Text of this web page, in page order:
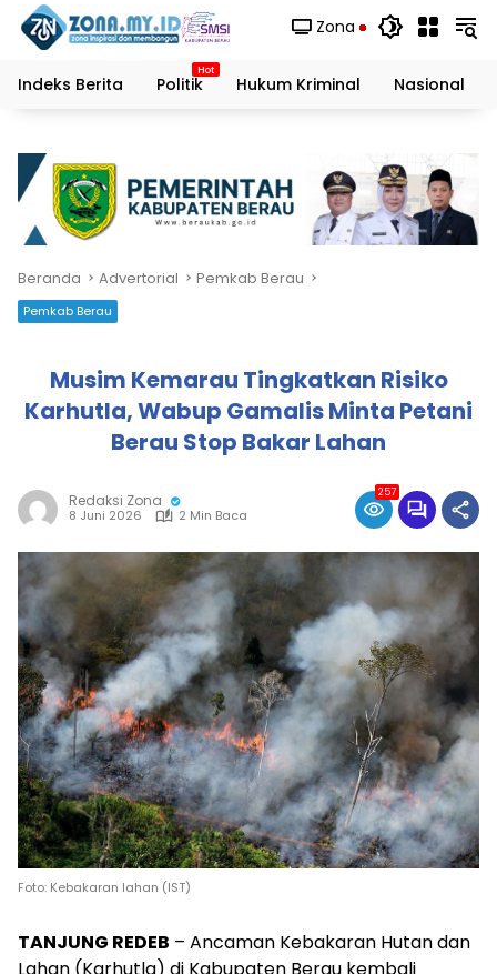
Zona
Indeks Berita Politik Hukum Kriminal Nasional
Beranda Advertorial Pemkab Berau
Pemkab Berau
Musim Kemarau Tingkatkan Risiko
Karhutla, Wabup Gamalis Minta Petani
Berau Stop Bakar Lahan
Redaksi Zona
8 Juni 2026 2 Min Baca
257
Foto: Kebakaran lahan (IST)
TANJUNG REDEB – Ancaman Kebakaran Hutan dan